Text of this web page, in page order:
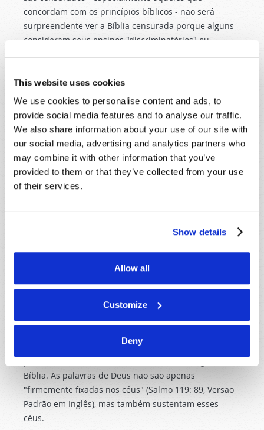
This website uses cookies
We use cookies to personalise content and ads, to
provide social media features and to analyse our traffic.
We also share information about your use of our site with
our social media, advertising and analytics partners who
may combine it with other information that you’ve
provided to them or that they’ve collected from your use
of their services.
Show details
Allow all
Customize
Deny
concordam com os princípios bíblicos - não será
surpreendente ver a Bíblia censurada porque alguns
consideram seus ensinos "discriminatórios" ou
No entanto, a Bíblia também dá um sonoro não à
palavra de Deus não pode ser verdadeiramente ou
permanentemente cancelada - é aquela pela qual
Cristo sustenta o universo (Hebreus 1: 3), dura para
sempre (1 Pedro 1:25), e mesmo é onde Deus declara o
fim desde o início e a realidade em que os seres
humanos vivem (Isaías 46:10; Atos 17:28). Uma
sociedade que tenta cancelar as palavras de Deus
ou censurada de alguma forma, isto não durará.
poder de transformar cromossomos XX em
cromossomos XY, errado em certo ou morte em vida -
porque Deus determina essas coisas. Somente o
errado, e todas as verdades relacionadas tem esse
poder, e Ele os cinzelou em realidade e os registrou na
Bíblia. As palavras de Deus não são apenas
"firmemente fixadas nos céus" (Salmo 119: 89, Versão
Padrão em Inglês), mas também sustentam esses
céus.